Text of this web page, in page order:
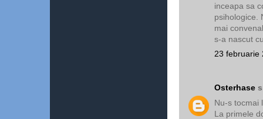
inceapa sa
psihologice.
mai
s-a nascut
23 februarie
Osterhase
Nu-s tocmai
La primele